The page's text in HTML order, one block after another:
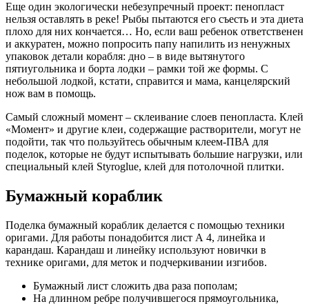
Еще один экологически небезупречный проект: пенопласт
нельзя оставлять в реке! Рыбы пытаются его съесть и эта диета
плохо для них кончается… Но, если ваш ребенок ответственен
и аккуратен, можно попросить папу напилить из ненужных
упаковок детали корабля: дно – в виде вытянутого
пятиугольника и борта лодки – рамки той же формы. С
небольшой лодкой, кстати, справится и мама, канцелярский
нож вам в помощь.
Самый сложный момент – склеивание слоев пенопласта. Клей
«Момент» и другие клеи, содержащие растворители, могут не
подойти, так что пользуйтесь обычным клеем-ПВА для
поделок, которые не будут испытывать большие нагрузки, или
специальный клей Styroglue, клей для потолочной плитки.
Бумажный кораблик
Поделка бумажный кораблик делается с помощью техники
оригами. Для работы понадобится лист А 4, линейка и
карандаш. Карандаш и линейку используют новички в
технике оригами, для меток и подчеркивании изгибов.
Бумажный лист сложить два раза пополам;
На длинном ребре получившегося прямоугольника,